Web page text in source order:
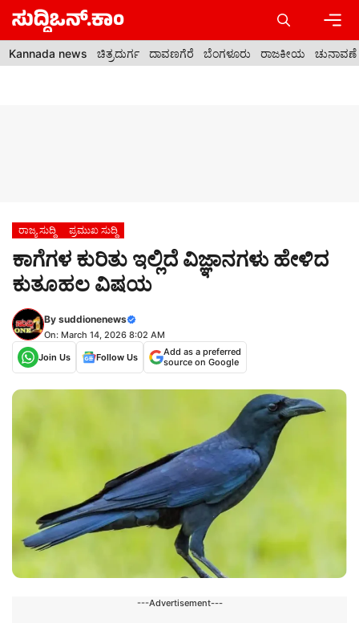
Skip
content
Kannada news ಚಿತ್ರದುರ್ಗ ದಾವಣಗೆರೆ ಬೆಂಗಳೂರು ರಾಜಕೀಯ ಚುನಾವಣೆ
ರಾಜ್ಯ ಸುದ್ದಿ ಪ್ರಮುಖ ಸುದ್ದಿ
ಕಾಗೆಗಳ ಕುರಿತು ಇಲ್ಲಿದೆ ವಿಜ್ಞಾನಗಳು ಹೇಳಿದ
ಕುತೂಹಲ ವಿಷಯ
By suddionenews
On: March 14, 2026 8:02 AM
Join Us
Follow Us
Add as a preferred
source on Google
---Advertisement---